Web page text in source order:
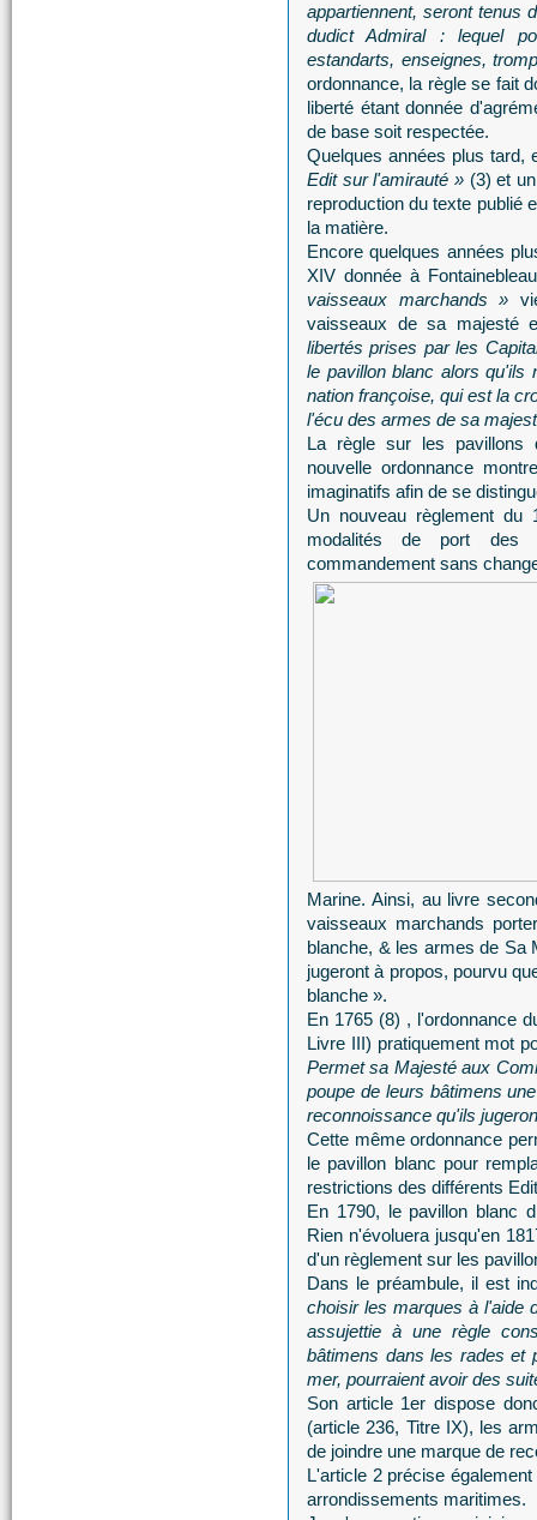
appartiennent, seront tenus
dudict Admiral : lequel
estandarts, enseignes,
ordonnance, la règle se fait
liberté étant donnée
de base soit respectée.
Quelques années plus
Edit sur l'amirauté »(3) et un
reproduction du texte publié
la matière.
Encore quelques années
XIV donnée à
vaisseaux marchands »
vaisseaux de sa majesté
libertés prises par les
le pavillon blanc alors qu'ils
nation françoise, qui est la
l'écu des armes de sa
La règle sur les pavillons
nouvelle ordonnance
imaginatifs afin de se
Un nouveau règlement du
modalités de port des
commandement sans
Marine. Ainsi, au livre
vaisseaux marchands
blanche, & les armes de Sa
jugeront à propos, pourvu
blanche ».
En 1765 (8) , l'ordonnance
Livre III) pratiquement mot
Permet sa Majesté aux
poupe de leurs bâtimens
reconnoissance qu'ils
Cette même ordonnance
le pavillon blanc pour
restrictions des différents
En 1790, le pavillon blanc
Rien n'évoluera jusqu'en
d'un règlement sur les
Dans le préambule, il est
choisir les marques à l'aide
assujettie à une règle
bâtimens dans les rades et
mer, pourraient avoir des
Son article 1er dispose
(article 236, Titre IX), les
de joindre une marque de
L'article 2 précise
arrondissements maritimes.